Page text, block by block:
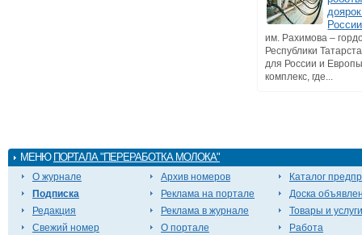
им. Рахимова –
Республики
для России и
комплекс, где...
МЕНЮ ПОРТАЛА "ПЕРЕРАБОТКА МОЛОКА"
О журнале
Подписка
Редакция
Свежий номер
Архив номеров
Реклама на портале
Реклама в журнале
О портале
Каталог
Доска
Товары и услуги
Работа